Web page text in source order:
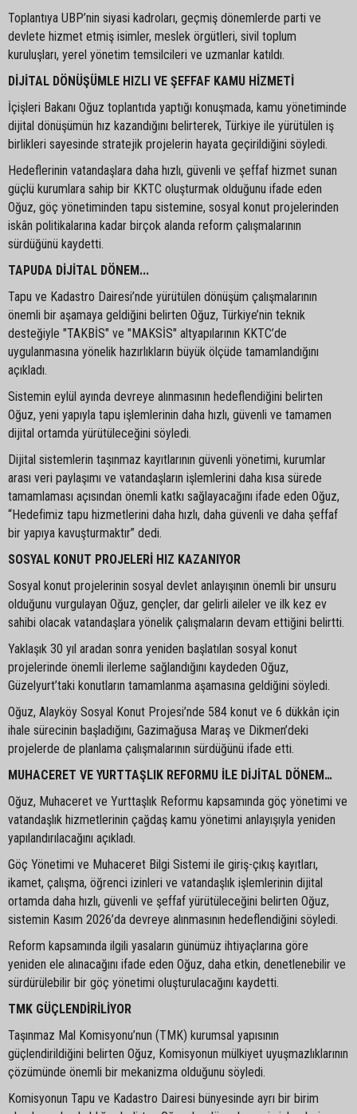
Toplantıya UBP’nin siyasi kadroları, geçmiş dönemlerde parti ve
devlete hizmet etmiş isimler, meslek örgütleri, sivil toplum
kuruluşları, yerel yönetim temsilcileri ve uzmanlar katıldı.
DİJİTAL DÖNÜŞÜMLE HIZLI VE ŞEFFAF KAMU HİZMETİ
İçişleri Bakanı Oğuz toplantıda yaptığı konuşmada, kamu yönetiminde
dijital dönüşümün hız kazandığını belirterek, Türkiye ile yürütülen iş
birlikleri sayesinde stratejik projelerin hayata geçirildiğini söyledi.
Hedeflerinin vatandaşlara daha hızlı, güvenli ve şeffaf hizmet sunan
güçlü kurumlara sahip bir KKTC oluşturmak olduğunu ifade eden
Oğuz, göç yönetiminden tapu sistemine, sosyal konut projelerinden
iskân politikalarına kadar birçok alanda reform çalışmalarının
sürdüğünü kaydetti.
TAPUDA DİJİTAL DÖNEM...
Tapu ve Kadastro Dairesi’nde yürütülen dönüşüm çalışmalarının
önemli bir aşamaya geldiğini belirten Oğuz, Türkiye’nin teknik
desteğiyle "TAKBİS" ve "MAKSİS" altyapılarının KKTC’de
uygulanmasına yönelik hazırlıkların büyük ölçüde tamamlandığını
açıkladı.
Sistemin eylül ayında devreye alınmasının hedeflendiğini belirten
Oğuz, yeni yapıyla tapu işlemlerinin daha hızlı, güvenli ve tamamen
dijital ortamda yürütüleceğini söyledi.
Dijital sistemlerin taşınmaz kayıtlarının güvenli yönetimi, kurumlar
arası veri paylaşımı ve vatandaşların işlemlerini daha kısa sürede
tamamlaması açısından önemli katkı sağlayacağını ifade eden Oğuz,
“Hedefimiz tapu hizmetlerini daha hızlı, daha güvenli ve daha şeffaf
bir yapıya kavuşturmaktır” dedi.
SOSYAL KONUT PROJELERİ HIZ KAZANIYOR
Sosyal konut projelerinin sosyal devlet anlayışının önemli bir unsuru
olduğunu vurgulayan Oğuz, gençler, dar gelirli aileler ve ilk kez ev
sahibi olacak vatandaşlara yönelik çalışmaların devam ettiğini belirtti.
Yaklaşık 30 yıl aradan sonra yeniden başlatılan sosyal konut
projelerinde önemli ilerleme sağlandığını kaydeden Oğuz,
Güzelyurt’taki konutların tamamlanma aşamasına geldiğini söyledi.
Oğuz, Alayköy Sosyal Konut Projesi’nde 584 konut ve 6 dükkân için
ihale sürecinin başladığını, Gazimağusa Maraş ve Dikmen’deki
projelerde de planlama çalışmalarının sürdüğünü ifade etti.
MUHACERET VE YURTTAŞLIK REFORMU İLE DİJİTAL DÖNEM…
Oğuz, Muhaceret ve Yurttaşlık Reformu kapsamında göç yönetimi ve
vatandaşlık hizmetlerinin çağdaş kamu yönetimi anlayışıyla yeniden
yapılandırılacağını açıkladı.
Göç Yönetimi ve Muhaceret Bilgi Sistemi ile giriş-çıkış kayıtları,
ikamet, çalışma, öğrenci izinleri ve vatandaşlık işlemlerinin dijital
ortamda daha hızlı, güvenli ve şeffaf yürütüleceğini belirten Oğuz,
sistemin Kasım 2026’da devreye alınmasının hedeflendiğini söyledi.
Reform kapsamında ilgili yasaların günümüz ihtiyaçlarına göre
yeniden ele alınacağını ifade eden Oğuz, daha etkin, denetlenebilir ve
sürdürülebilir bir göç yönetimi oluşturulacağını kaydetti.
TMK GÜÇLENDİRİLİYOR
Taşınmaz Mal Komisyonu’nun (TMK) kurumsal yapısının
güçlendirildiğini belirten Oğuz, Komisyonun mülkiyet uyuşmazlıklarının
çözümünde önemli bir mekanizma olduğunu söyledi.
Komisyonun Tapu ve Kadastro Dairesi bünyesinde ayrı bir birim